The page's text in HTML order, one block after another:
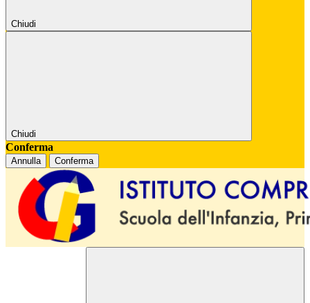
Chiudi
Chiudi
Conferma
Annulla Conferma